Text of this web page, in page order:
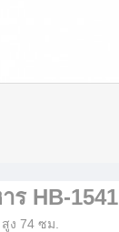
ร HB-1541
ง 74 ซม.